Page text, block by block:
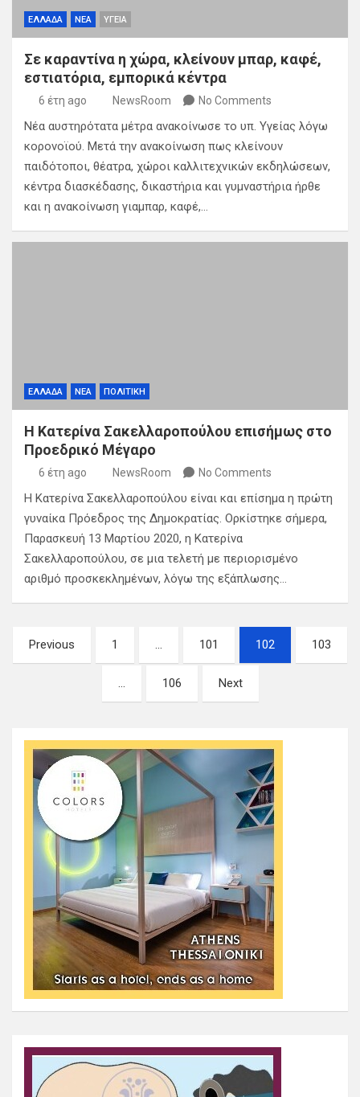
ΕΛΛΑΔΑ ΝΕΑ ΥΓΕΙΑ
Σε καραντίνα η χώρα, κλείνουν μπαρ, καφέ,
εστιατόρια, εμπορικά κέντρα
6 έτη ago NewsRoom No Comments
Νέα αυστηρότατα μέτρα ανακοίνωσε το υπ. Υγείας λόγω
κορονοϊού. Μετά την ανακοίνωση πως κλείνουν
παιδότοποι, θέατρα, χώροι καλλιτεχνικών εκδηλώσεων,
κέντρα διασκέδασης, δικαστήρια και γυμναστήρια ήρθε
και η ανακοίνωση γιαμπαρ, καφέ,…
ΕΛΛΑΔΑ ΝΕΑ ΠΟΛΙΤΙΚΗ
Η Κατερίνα Σακελλαροπούλου επισήμως στο
Προεδρικό Μέγαρο
6 έτη ago NewsRoom No Comments
Η Κατερίνα Σακελλαροπούλου είναι και επίσημα η πρώτη
γυναίκα Πρόεδρος της Δημοκρατίας. Ορκίστηκε σήμερα,
Παρασκευή 13 Μαρτίου 2020, η Κατερίνα
Σακελλαροπούλου, σε μια τελετή με περιορισμένο
αριθμό προσκεκλημένων, λόγω της εξάπλωσης…
Σελιδοποίηση
άρθρων
Previous 1 … 101 102 103
… 106 Next